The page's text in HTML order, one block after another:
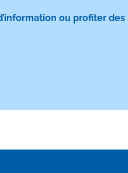
ou profiter des